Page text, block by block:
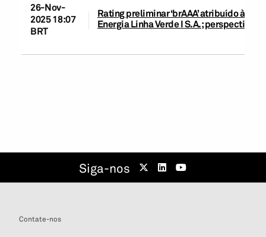
26-Nov-
2025 18:07
BRT
Rating preliminar ‘brAAA’ atribuído à 1ª
Energia Linha Verde I S.A.; perspectiva
Siga-nos
Contate-nos